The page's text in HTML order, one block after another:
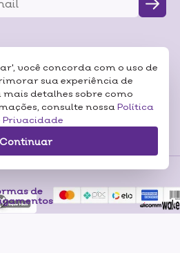
você concorda com o uso de
sua experiência de
mais detalhes sobre como
consulte nossa Política
Privacidade
Continuar
de